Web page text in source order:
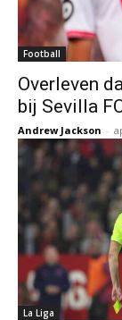
Football
Overleven
bij Sevilla
Andrew Jackson -
La Liga